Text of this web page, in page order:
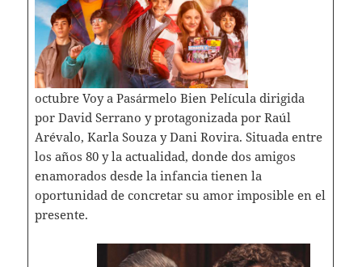
octubre Voy a Pasármelo Bien Película dirigida
por David Serrano y protagonizada por Raúl
Arévalo, Karla Souza y Dani Rovira. Situada entre
los años 80 y la actualidad, donde dos amigos
enamorados desde la infancia tienen la
oportunidad de concretar su amor imposible en el
presente.